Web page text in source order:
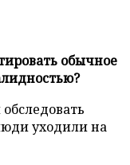
обычное
?
уходили на